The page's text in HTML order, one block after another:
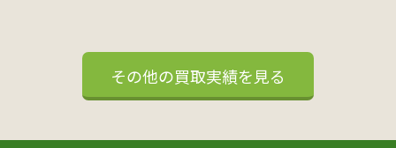
その他の買取実績を見る